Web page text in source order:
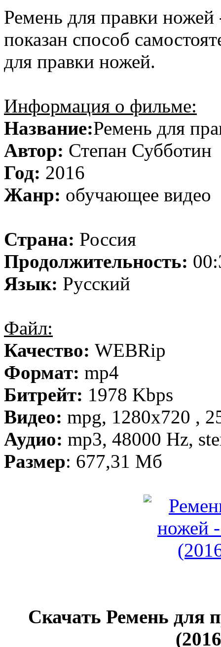
Ремень для правки
показан способ
для правки ножей.
Информация о фильме:
Название:Ремень для
Автор: Степан Субботин
Год: 2016
Жанр: обучающее видео
Страна: Россия
Продолжительность:
Язык: Русский
Файл:
Качество: WEBRip
Формат: mp4
Битрейт: 1978 Kbps
Видео: mpg, 1280х720 ,
Аудио: mp3, 48000 Hz,
Размер: 677,31 Мб
Скачать Ремень для